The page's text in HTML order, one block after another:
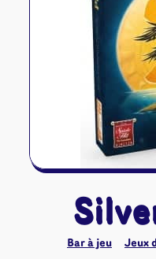
Bar à jeu Jeux